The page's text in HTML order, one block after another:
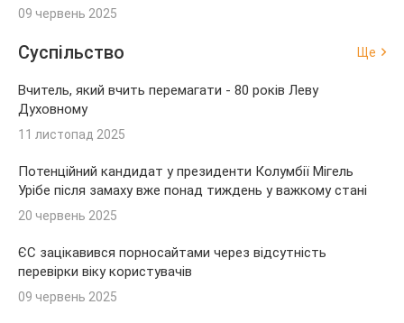
09 червень 2025
Суспільство Ще
Вчитель, який вчить перемагати - 80 років Леву
Духовному
11 листопад 2025
Потенційний кандидат у президенти Колумбії Мігель
Урібе після замаху вже понад тиждень у важкому стані
20 червень 2025
ЄС зацікавився порносайтами через відсутність
перевірки віку користувачів
09 червень 2025